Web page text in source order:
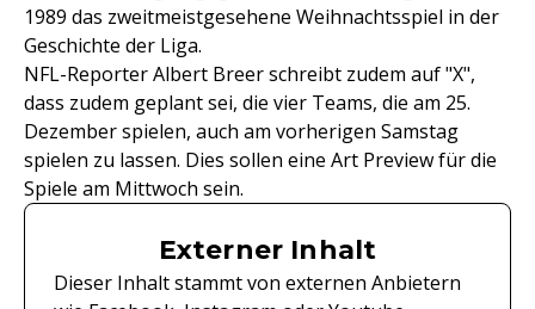
1989 das zweitmeistgesehene Weihnachtsspiel in der
Geschichte der Liga.
NFL-Reporter Albert Breer schreibt zudem auf "X",
dass zudem geplant sei, die vier Teams, die am 25.
Dezember spielen, auch am vorherigen Samstag
spielen zu lassen. Dies sollen eine Art Preview für die
Spiele am Mittwoch sein.
Externer Inhalt
Dieser Inhalt stammt von externen Anbietern